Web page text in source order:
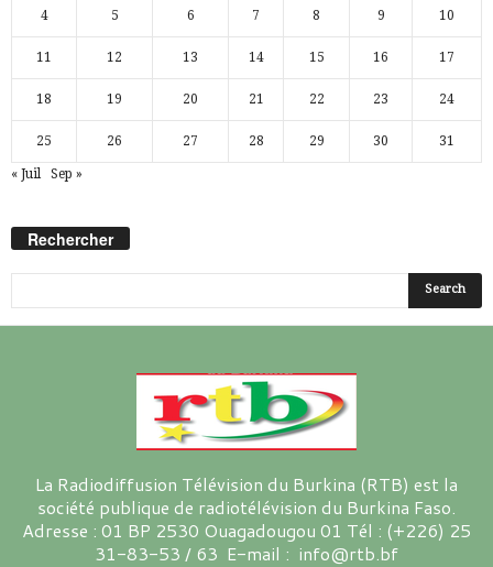
4 5 6 7 8 9 10
11 12 13 14 15 16 17
18 19 20 21 22 23 24
25 26 27 28 29 30 31
« Juil Sep »
Rechercher
La Radiodiffusion Télévision du Burkina (RTB) est la
société publique de radiotélévision du Burkina Faso.
Adresse : 01 BP 2530 Ouagadougou 01 Tél : (+226) 25
31-83-53 / 63 E-mail : info@rtb.bf